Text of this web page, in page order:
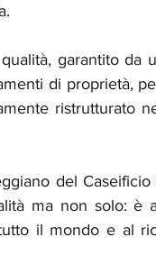
garantito da
di proprietà,
ristrutturato
del
ma non solo: è
il mondo e al